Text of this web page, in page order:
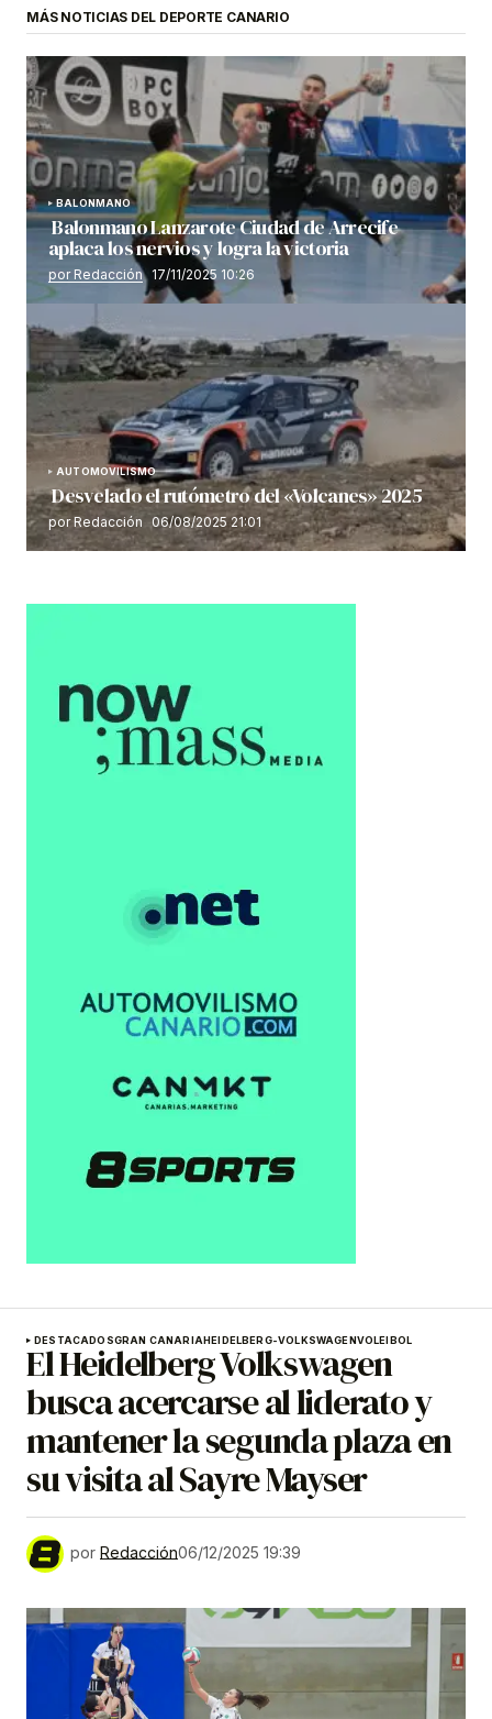
MÁS NOTICIAS DEL DEPORTE CANARIO
BALONMANO
Balonmano Lanzarote Ciudad de Arrecife
aplaca los nervios y logra la victoria
por Redacción 17/11/2025 10:26
AUTOMOVILISMO
Desvelado el rutómetro del «Volcanes» 2025
por Redacción 06/08/2025 21:01
DESTACADOSGRAN CANARIAHEIDELBERG-VOLKSWAGENVOLEIBOL
El Heidelberg Volkswagen
busca acercarse al liderato y
mantener la segunda plaza en
su visita al Sayre Mayser
por Redacción06/12/2025 19:39